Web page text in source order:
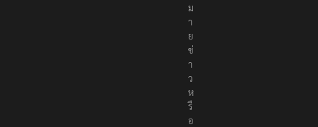
ม
า
ย
ข่
า
ว
ห
รื
อ